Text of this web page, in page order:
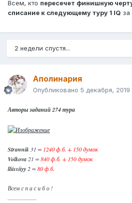
Всем, кто пересечет финишную
списание к следующему туру 1 IQ за
2 недели спустя...
Аполинария
Опубликовано 5 декабря, 2019
Авторы заданий 274 тура
Strannik31 = 1240 ф.б. + 150 думок
Volkova21 =840 ф.б. + 150 думок
lliissiiyy2 =80 ф.б.
Всем с п а с и б о !
....................